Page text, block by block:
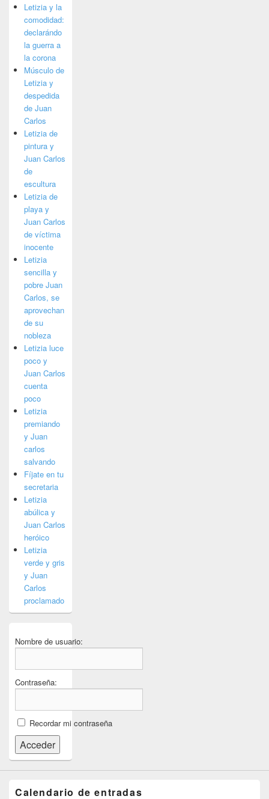
Letizia y la
comodidad:
declarándo
la guerra a
la corona
Músculo de
Letizia y
despedida
de Juan
Carlos
Letizia de
pintura y
Juan Carlos
de
escultura
Letizia de
playa y
Juan Carlos
de víctima
inocente
Letizia
sencilla y
pobre Juan
Carlos, se
aprovechan
de su
nobleza
Letizia luce
poco y
Juan Carlos
cuenta
poco
Letizia
premiando
y Juan
carlos
salvando
Fíjate en tu
secretaria
Letizia
abúlica y
Juan Carlos
heróico
Letizia
verde y gris
y Juan
Carlos
proclamado
Nombre de usuario:
Contraseña:
Recordar mi contraseña
Acceder
Calendario de entradas